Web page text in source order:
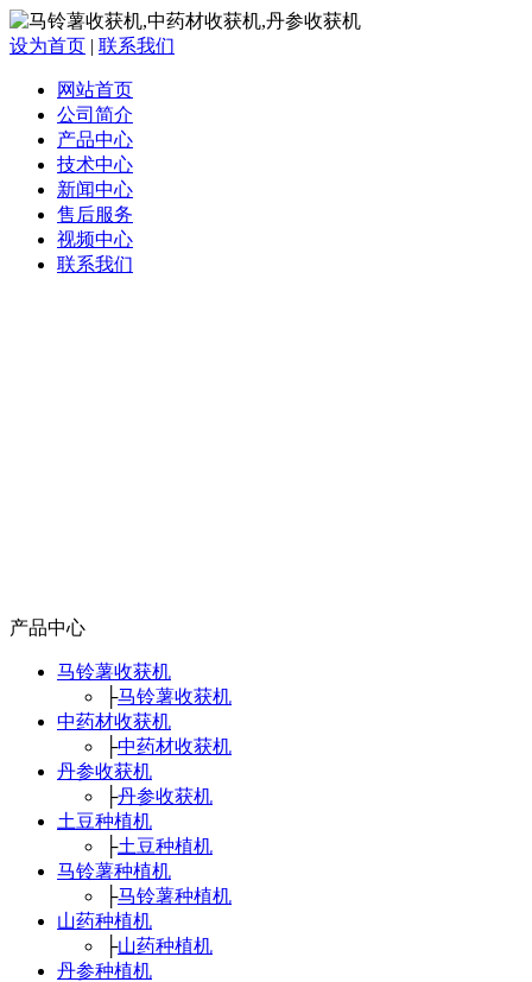
设为首页 | 联系我们
网站首页
公司简介
产品中心
技术中心
新闻中心
售后服务
视频中心
联系我们
产品中心
马铃薯收获机
├马铃薯收获机
中药材收获机
├中药材收获机
丹参收获机
├丹参收获机
土豆种植机
├土豆种植机
马铃薯种植机
├马铃薯种植机
山药种植机
├山药种植机
丹参种植机